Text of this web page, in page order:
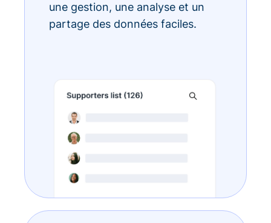
une gestion, une analyse et un
partage des données faciles.